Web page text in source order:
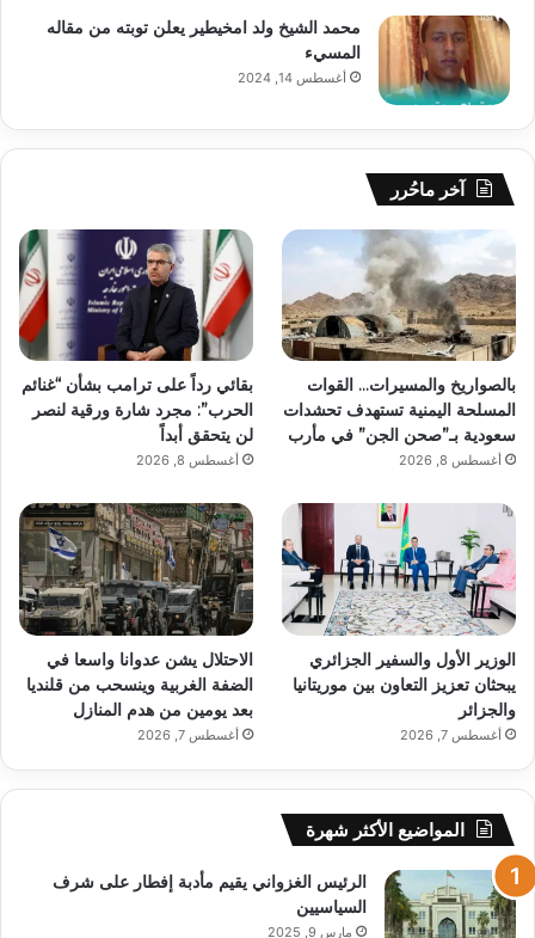
محمد الشيخ ولد امخيطير يعلن توبته من مقاله
المسيء
أغسطس 14, 2024
آخر ماحُرر
بالصواريخ والمسيرات… القوات
المسلحة اليمنية تستهدف تحشدات
سعودية بـ”صحن الجن” في مأرب
أغسطس 8, 2026
بقائي رداً على ترامب بشأن “غنائم
الحرب”: مجرد شارة ورقية لنصر
لن يتحقق أبداً
أغسطس 8, 2026
الوزير الأول والسفير الجزائري
يبحثان تعزيز التعاون بين موريتانيا
والجزائر
أغسطس 7, 2026
الاحتلال يشن عدوانا واسعا في
الضفة الغربية وينسحب من قلنديا
بعد يومين من هدم المنازل
أغسطس 7, 2026
المواضيع الأكثر شهرة
الرئيس الغزواني يقيم مأدبة إفطار على شرف
السياسيين
مارس 9, 2025